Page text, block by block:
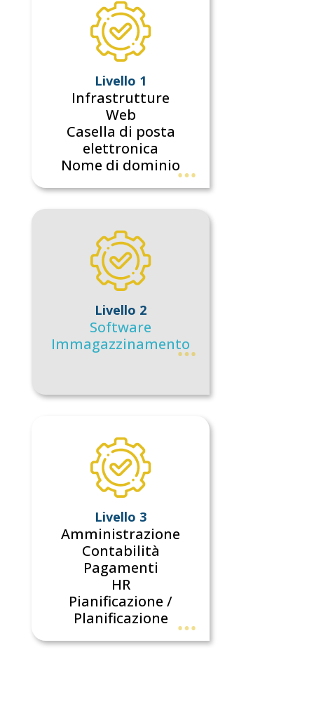
Livello 1
Infrastrutture
Web
Casella di posta
elettronica
Nome di dominio
Livello 2
Software
Immagazzinamento
Livello 3
Amministrazione
Contabilità
Pagamenti
HR
Pianificazione /
Planificazione